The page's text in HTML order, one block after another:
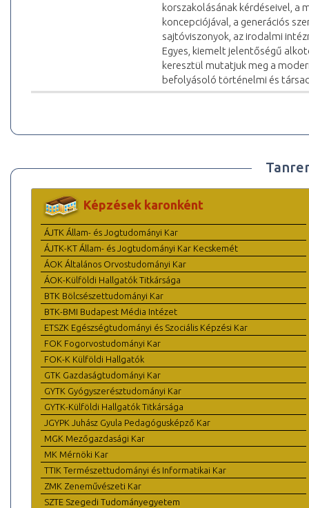
korszakolásának kérdéseivel, a
koncepciójával, a generációs
sajtóviszonyok, az irodalmi
Egyes, kiemelt jelentőségű
keresztül mutatjuk meg a
befolyásoló történelmi és
Képzések karonként
ÁJTK Állam- és Jogtudományi Kar
ÁJTK-KT Állam- és Jogtudományi Kar Kecskemét
ÁOK Általános Orvostudományi Kar
ÁOK-Külföldi Hallgatók Titkársága
BTK Bölcsészettudományi Kar
BTK-BMI Budapest Média Intézet
ETSZK Egészségtudományi és Szociális Képzési Kar
FOK Fogorvostudományi Kar
FOK-K Külföldi Hallgatók
GTK Gazdaságtudományi Kar
GYTK Gyógyszerésztudományi Kar
GYTK-Külföldi Hallgatók Titkársága
JGYPK Juhász Gyula Pedagógusképző Kar
MGK Mezőgazdasági Kar
MK Mérnöki Kar
TTIK Természettudományi és Informatikai Kar
ZMK Zeneművészeti Kar
SZTE Szegedi Tudományegyetem